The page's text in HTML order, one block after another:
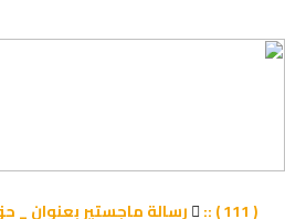
رسالة ماجستير بعنوان _